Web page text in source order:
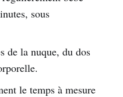
sous
de la nuque, du dos
le temps à mesure